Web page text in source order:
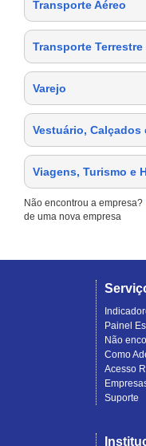
Transporte Aéreo
Transporte Terrestre
Varejo
Vestuário, Calçados
Viagens, Turismo e
Não encontrou a empresa?
de uma nova empresa
Painel
Não
Como
Acesso
Suporte